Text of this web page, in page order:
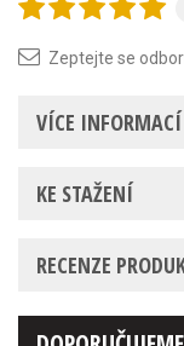
Zeptejte se
VÍCE INFORMACÍ
KE STAŽENÍ
RECENZE